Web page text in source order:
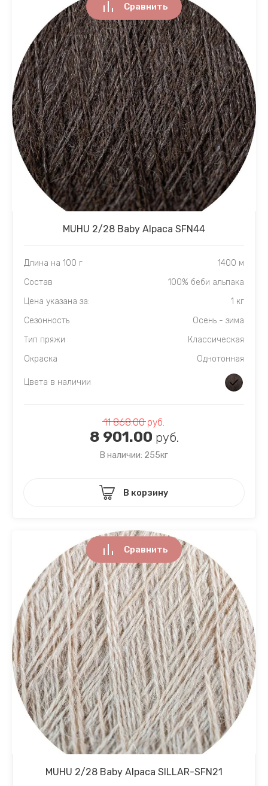
MUHU 2/28 Baby Alpaca SFN44
Сравнить
Длина на 100 г
1400 м
Состав
100% беби альпака
Цена указана за:
1 кг
Сезонность
Осень - зима
Тип пряжи
Классическая
Окраска
Однотонная
Цвета в наличии
11 868.00руб.
8 901.00 руб.
В наличии: 255кг
В корзину
MUHU 2/28 Baby Alpaca SILLAR-SFN21
Сравнить